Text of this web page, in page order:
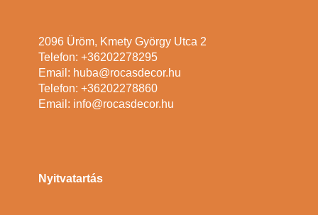
2096 Üröm, Kmety György Utca 2
Telefon: +36202278295
Email: huba@rocasdecor.hu
Telefon: +36202278860
Email: info@rocasdecor.hu
Nyitvatartás